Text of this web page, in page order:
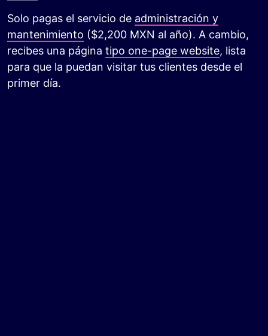
Solo pagas el servicio de administración y
mantenimiento ($2,200 MXN al año). A cambio,
recibes una página tipo one-page website, lista
para que la puedan visitar tus clientes desde el
primer día.